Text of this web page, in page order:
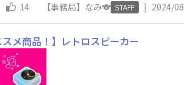
14 【事務局】なみ🐨 STAFF | 2024/
スメ商品！】レトロスピーカー